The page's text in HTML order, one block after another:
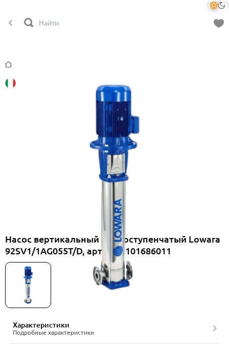
Насос вертикальный многоступенчатый Lowara
92SV1/1AG055T/D, артикул 101686011
Характеристики
Подробные характеристики